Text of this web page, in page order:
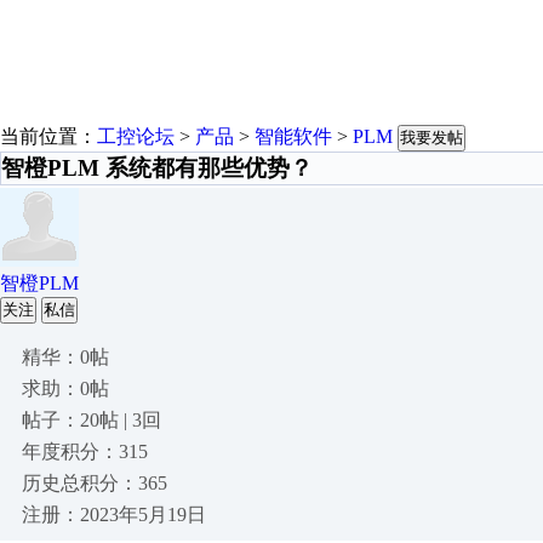
当前位置： 工控论坛 > 产品 > 智能软件 > PLM 我要发帖
智橙PLM 系统都有那些优势？
智橙PLM
关注 私信
精华：0帖
求助：0帖
帖子：20帖 | 3回
年度积分：315
历史总积分：365
注册：2023年5月19日